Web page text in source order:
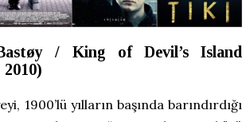
/ King of Devil’s Island
1900’lü yılların başında barındırdığı